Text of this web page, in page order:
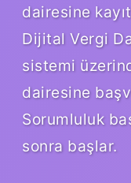
dairesine
Dijital Vergi
sistemi
dairesine
Sorumluluk
sonra başlar.